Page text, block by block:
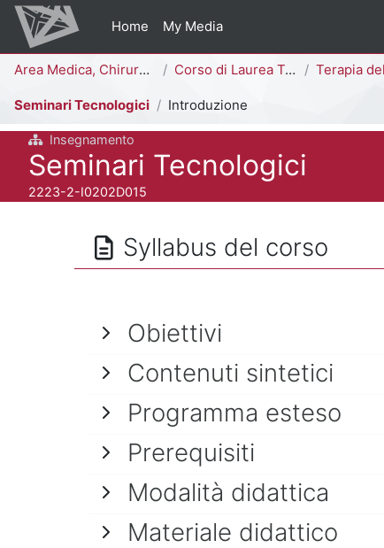
Vai al contenuto principale
Home
My Media
Percorso della paginaArea Medica, Chirurgica e dei Servizi Clinici Corso di Laurea Triennale Terapia della Neuro e Psicomotricità
Seminari Tecnologici Introduzione
Insegnamento
Titolo del corso
Seminari Tecnologici
Codice identificativo del corso
2223-2-I0202D015
Syllabus del corso
Obiettivi
Contenuti sintetici
Programma esteso
Prerequisiti
Modalità didattica
Materiale didattico